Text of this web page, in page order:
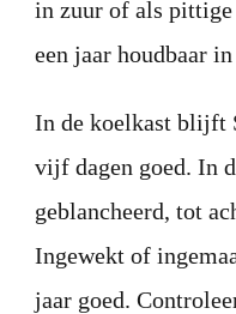
in zuur of als
een jaar houdbaar
In de koelkast blijft
vijf dagen goed. In
geblancheerd, tot
Ingewekt of
jaar goed.